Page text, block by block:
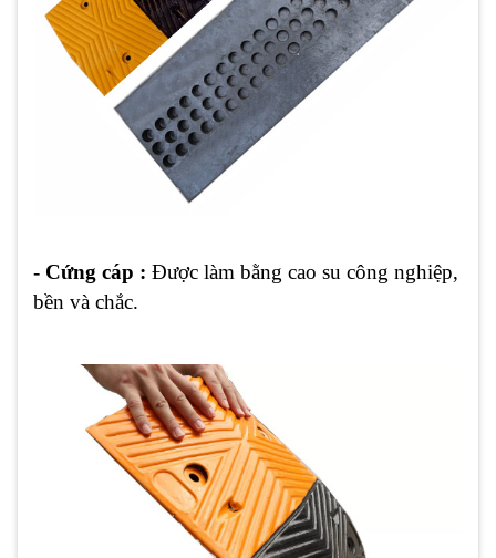
- Cứng cáp : Được làm bằng cao su công nghiệp,
bền và chắc.